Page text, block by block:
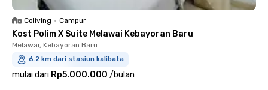
Coliving • Campur
Kost Polim X Suite Melawai Kebayoran Baru
Melawai, Kebayoran Baru
6.2 km dari stasiun kalibata
mulai dari Rp5.000.000 /bulan